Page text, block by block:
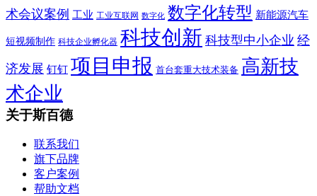
术会议案例 工业 工业互联网 数字化 数字化转型 新能源汽车
短视频制作 科技企业孵化器 科技创新 科技型中小企业 经
济发展 钉钉 项目申报 首台套重大技术装备 高新技
术企业
关于斯百德
联系我们
旗下品牌
客户案例
帮助文档